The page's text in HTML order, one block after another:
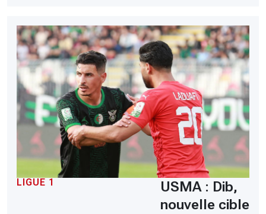
LIGUE 1
USMA : Dib,
nouvelle cible